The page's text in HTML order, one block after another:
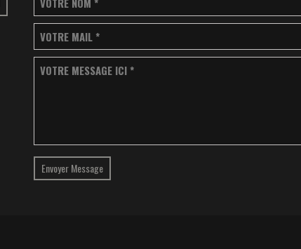
VOTRE MAIL *
VOTRE MESSAGE ICI *
Envoyer Message